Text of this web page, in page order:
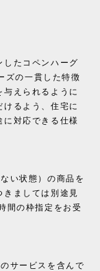
したコペンハーグ
ズの一貫した特徴
えられるように
るよう、住宅に
に対応できる仕様
い状態）の商品を
きましては別途見
間の枠指定をお受
サービスを含んで